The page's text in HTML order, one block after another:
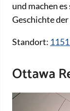
und machen
Geschichte
Standort:
Ottawa